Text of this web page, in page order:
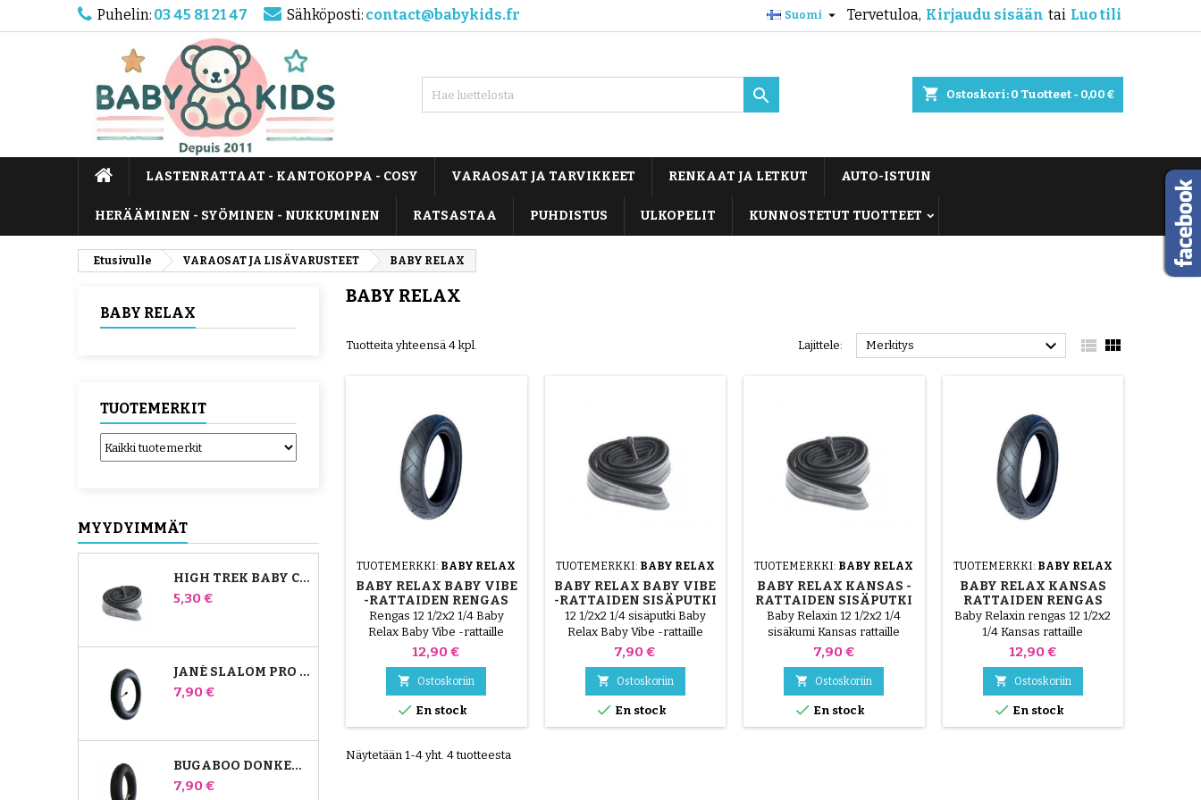
Puhelin: 03 45 81 21 47 Sähköposti: contact@babykids.fr Tervetuloa, Kirjaudu sisään tai Luo tili
Suomi 
shopping_cart Ostoskori: 0 Tuotteet - 0,00 €

LASTENRATTAAT - KANTOKOPPA - COSY VARAOSAT JA TARVIKKEET RENKAAT JA LETKUT AUTO-ISTUIN
HERÄÄMINEN - SYÖMINEN - NUKKUMINEN RATSASTAA PUHDISTUS ULKOPELIT KUNNOSTETUT TUOTTEET
Etusivulle VARAOSAT JA LISÄVARUSTEET BABY RELAX
BABY RELAX
TUOTEMERKIT
MYYDYIMMÄT
HIGH TREK BABY COMFORT -SISÄPUTKI
Hinta
5,30 €
JANÉ SLALOM PRO JA POWERTWIN RATTAIDEN SISÄKUMI
Hinta
7,90 €
BUGABOO DONKEY RATTAIDEN ETUILMAKAMMIO
Hinta
7,90 €
BABY RELAX
Tuotteita yhteensä 4 kpl. Lajittele: Merkitys   
TUOTEMERKKI: BABY RELAX
BABY RELAX BABY VIBE
-RATTAIDEN RENGAS
Rengas 12 1/2x2 1/4 Baby
Relax Baby Vibe -rattaille
Hinta
12,90 €
 Ostoskoriin
 En stock
TUOTEMERKKI: BABY RELAX
BABY RELAX BABY VIBE
-RATTAIDEN SISÄPUTKI
12 1/2x2 1/4 sisäputki Baby
Relax Baby Vibe -rattaille
Hinta
7,90 €
 Ostoskoriin
 En stock
TUOTEMERKKI: BABY RELAX
BABY RELAX KANSAS -
RATTAIDEN SISÄPUTKI
Baby Relaxin 12 1/2x2 1/4
sisäkumi Kansas rattaille
Hinta
7,90 €
 Ostoskoriin
 En stock
TUOTEMERKKI: BABY RELAX
BABY RELAX KANSAS
RATTAIDEN RENGAS
Baby Relaxin rengas 12 1/2x2
1/4 Kansas rattaille
Hinta
12,90 €
 Ostoskoriin
 En stock
Näytetään 1-4 yht. 4 tuotteesta